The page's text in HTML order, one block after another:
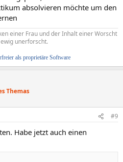
absolvieren möchte um den
einer Frau und der Inhalt einer Worscht
unerforscht.
als proprietäre Software
Themas
#9
Habe jetzt auch einen